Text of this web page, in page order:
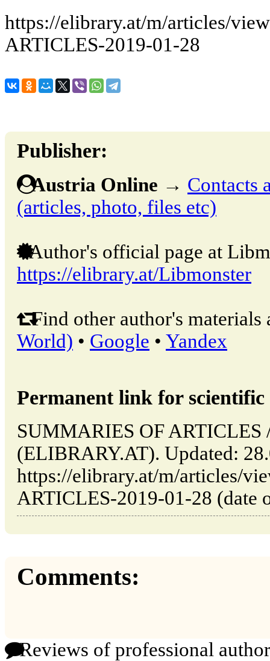
https://elibrary.at/m/articles/
ARTICLES-2019-01-28
Publisher:
Austria Online → Contacts
(articles, photo, files etc)
Author's official page at
https://elibrary.at/Libmonster
Find other author's materials
World) • Google • Yandex
Permanent link for
SUMMARIES OF ARTICLES
(ELIBRARY.AT). Updated:
https://elibrary.at/m/articles/
ARTICLES-2019-01-28 (date
Comments:
Reviews of professional